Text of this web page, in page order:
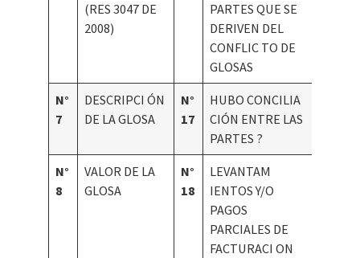
(RES 3047 DE
2008)
PARTES QUE SE
DERIVEN DEL
CONFLIC TO DE
GLOSAS
N°
7
DESCRIPCI ÓN
DE LA GLOSA
N°
17
HUBO CONCILIA
CIÓN ENTRE LAS
PARTES ?
N°
8
VALOR DE LA
GLOSA
N°
18
LEVANTAM
IENTOS Y/O
PAGOS
PARCIALES DE
FACTURACI ON